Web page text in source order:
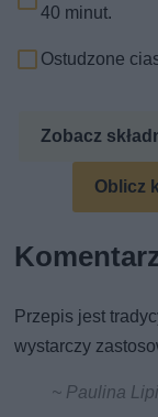
40 minut.
Ostudzone
Zobacz
Oblicz
Przepis jest
wystarczy
~ Paulina